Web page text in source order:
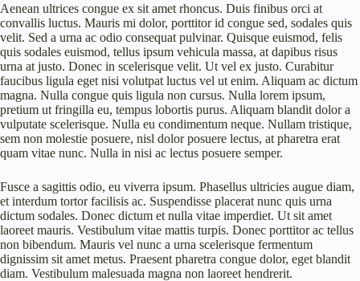
Aenean ultrices congue ex sit amet rhoncus. Duis finibus orci at
convallis luctus. Mauris mi dolor, porttitor id congue sed, sodales quis
velit. Sed a urna ac odio consequat pulvinar. Quisque euismod, felis
quis sodales euismod, tellus ipsum vehicula massa, at dapibus risus
urna at justo. Donec in scelerisque velit. Ut vel ex justo. Curabitur
faucibus ligula eget nisi volutpat luctus vel ut enim. Aliquam ac dictum
magna. Nulla congue quis ligula non cursus. Nulla lorem ipsum,
pretium ut fringilla eu, tempus lobortis purus. Aliquam blandit dolor a
vulputate scelerisque. Nulla eu condimentum neque. Nullam tristique,
sem non molestie posuere, nisl dolor posuere lectus, at pharetra erat
quam vitae nunc. Nulla in nisi ac lectus posuere semper.
Fusce a sagittis odio, eu viverra ipsum. Phasellus ultricies augue diam,
et interdum tortor facilisis ac. Suspendisse placerat nunc quis urna
dictum sodales. Donec dictum et nulla vitae imperdiet. Ut sit amet
laoreet mauris. Vestibulum vitae mattis turpis. Donec porttitor ac tellus
non bibendum. Mauris vel nunc a urna scelerisque fermentum
dignissim sit amet metus. Praesent pharetra congue dolor, eget blandit
diam. Vestibulum malesuada magna non laoreet hendrerit.